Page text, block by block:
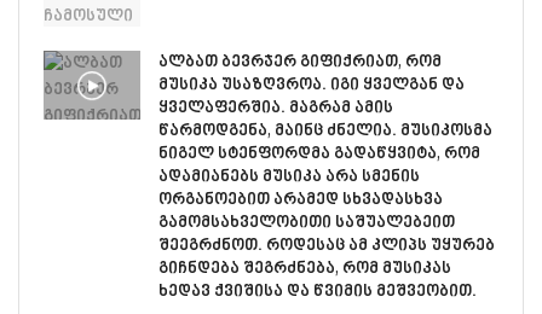
ალბათ ბევრჯერ გიფიქრიათ, რომ
მუსიკა უსაზღვროა. იგი ყველგან და
ყველაფერშია. მაგრამ ამის
წარმოდგენა, მაინც ძნელია. მუსიკოსმა
ნიგელ სტენფორდმა გადაწყვიტა, რომ
ადამიანებს მუსიკა არა სმენის
ორგანოებით არამედ სხვადასხვა
გამომსახველობითი საშუალებეით
შეეგრძნოთ. როდესაც ამ კლიპს უყურებ
გიჩნდება შეგრძნება, რომ მუსიკას
ხედავ ქვიშისა და წვიმის მეშვეობით.